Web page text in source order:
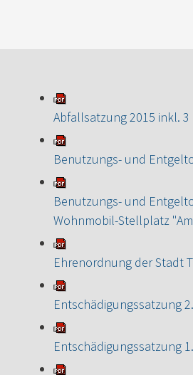
Abfallsatzung 2015 inkl.
Benutzungs- und
Benutzungs- und
Wohnmobil-Stellplatz
Ehrenordnung der Stadt
Entschädigungssatzung
Entschädigungssatzung